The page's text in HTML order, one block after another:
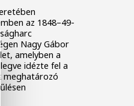
az 1848–49-
Nagy Gábor
amelyben a
idézte fel a
meghatározó